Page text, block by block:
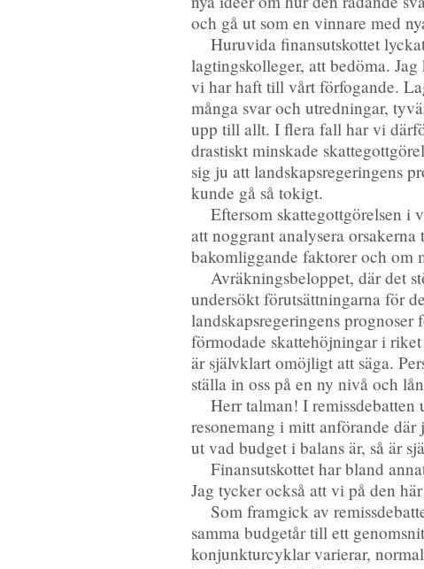
och gå ut som en vinnare med
Huruvida finansutskottet
lagtingskolleger, att bedöma.
vi har haft till vårt förfogande.
många svar och utredningar,
upp till allt. I flera fall har vi
drastiskt minskade
sig ju att landskapsregeringens
kunde gå så tokigt.
Eftersom skattegottgörelsen i
att noggrant analysera
bakomliggande faktorer och om
Avräkningsbeloppet, där det
undersökt förutsättningarna för
landskapsregeringens
förmodade skattehöjningar i
är självklart omöjligt att säga.
ställa in oss på en ny nivå och
Herr talman! I
resonemang i mitt anförande
ut vad budget i balans är, så är
Finansutskottet har bland
Jag tycker också att vi på den
Som framgick av
samma budgetår till ett
konjunkturcyklar varierar,